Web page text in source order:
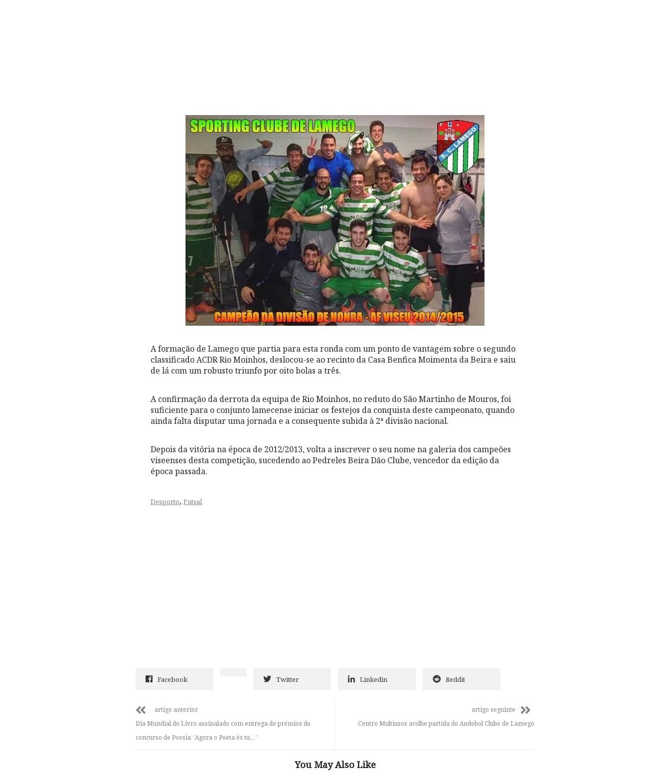
A formação de Lamego que partia para esta ronda com um ponto de vantagem sobre o segundo
classificado ACDR Rio Moinhos, deslocou-se ao recinto da Casa Benfica Moimenta da Beira e saiu
de lá com um robusto triunfo por oito bolas a três.
A confirmação da derrota da equipa de Rio Moinhos, no reduto do São Martinho de Mouros, foi
suficiente para o conjunto lamecense iniciar os festejos da conquista deste campeonato, quando
ainda falta disputar uma jornada e a consequente subida à 2ª divisão nacional.
Depois da vitória na época de 2012/2013, volta a inscrever o seu nome na galeria dos campeões
viseenses desta competição, sucedendo ao Pedreles Beira Dão Clube, vencedor da edição da
época passada.
Desporto, Futsal
Facebook Twitter Linkedin Reddit
artigo anterior
Dia Mundial do Livro assinalado com entrega de prémios do
concurso de Poesia “Agora o Poeta és tu…”
artigo seguinte
Centro Multiusos acolhe partida do Andebol Clube de Lamego
You May Also Like